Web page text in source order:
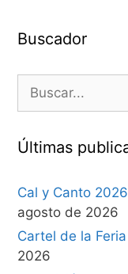
Buscador
Últimas
Cal y Canto
agosto de 2026
Cartel de la
2026